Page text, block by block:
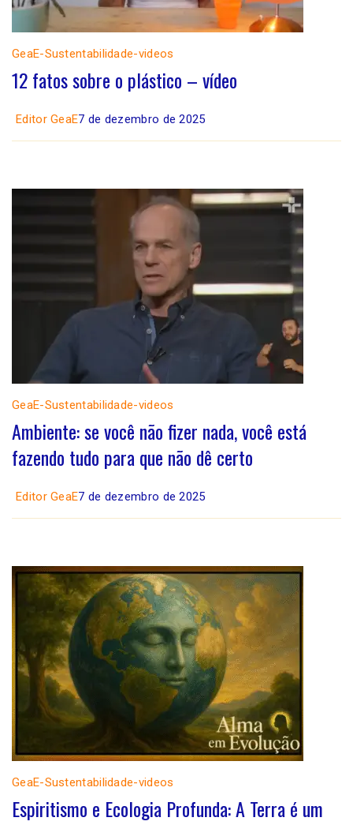
GeaE-Sustentabilidade-videos
12 fatos sobre o plástico – vídeo
Editor GeaE7 de dezembro de 2025
GeaE-Sustentabilidade-videos
Ambiente: se você não fizer nada, você está
fazendo tudo para que não dê certo
Editor GeaE7 de dezembro de 2025
GeaE-Sustentabilidade-videos
Espiritismo e Ecologia Profunda: A Terra é um